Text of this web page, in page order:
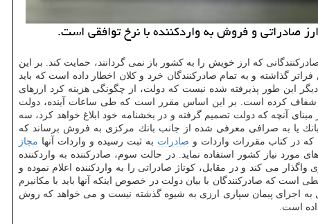
صادراتی و فروش به واردكننده با نرخ توافقی است.
تومانی، دولت اعلام نموده كه دیگر حاضر نیست از صادركنندگانی كه ارز خویش را به كشور باز نمی گردانند، حمایت كند. بر این
گذاشته و به تمام صادركنندگان خرد و كلان اخطار داده است كه باید
این طور پذیرفته شده نیست كه دولت، از چگونگی هزینه كرد ارزهای
و شفاف كرده است. بر این اساس مقرر است كه طی ساعات آینده، دولت
مبنای آنچه كه دولت تصمیم گرفته و در بخشنامه خود ابلاغ خواهد كرد، سه
بانك یا به صرافی معرفی شده از جانب بانك مركزی به فروش برساند كه
كه در كتاب مقررات واردات و صادرات به ثبت رسیده و واردات آنها مجاز
مورد نیاز كشور استفاده نماید. در حالت سوم، صادركننده به واردكننده
واگذار می كند و در مقابل، كوتاژ صادراتی را به واردكننده اعلام نموده و
است كه صادركنندگان با بیان دولت در خصوص اینكه آنها باید با مكانیزم
به اجرای پیمان سپاری ارزی به شیوه گذشته نیست و می خواهد كه روش
است.